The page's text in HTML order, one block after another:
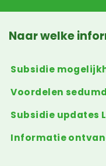
Naar welke
Subsidie
Voordelen
Subsidie updates
Informatie